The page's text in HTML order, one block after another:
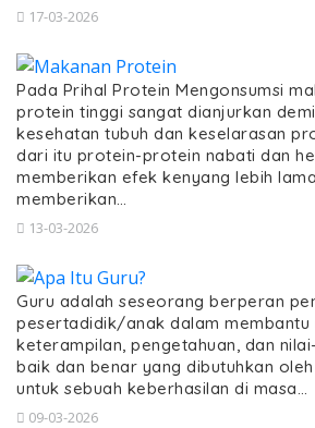
17-03-2026
Pada Prihal Protein Mengonsumsi
protein tinggi sangat dianjurkan
kesehatan tubuh dan keselarasan
dari itu protein-protein nabati dan
memberikan efek kenyang lebih
memberikan…
13-03-2026
Guru adalah seseorang berperan
pesertadidik/anak dalam membantu
keterampilan, pengetahuan, dan
baik dan benar yang dibutuhkan
untuk sebuah keberhasilan di masa…
09-03-2026